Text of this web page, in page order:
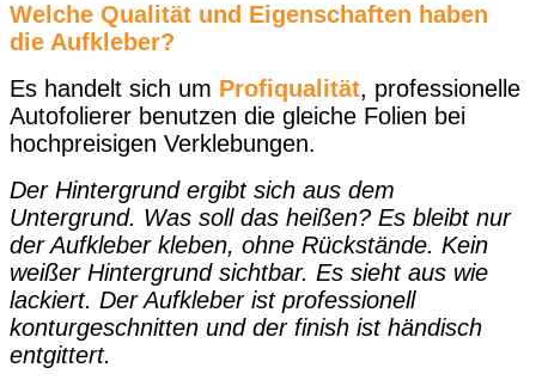
Welche Qualität und Eigenschaften haben
die Aufkleber?
Es handelt sich um Profiqualität, professionelle
Autofolierer benutzen die gleiche Folien bei
hochpreisigen Verklebungen.
Der Hintergrund ergibt sich aus dem
Untergrund. Was soll das heißen? Es bleibt nur
der Aufkleber kleben, ohne Rückstände. Kein
weißer Hintergrund sichtbar. Es sieht aus wie
lackiert. Der Aufkleber ist professionell
konturgeschnitten und der finish ist händisch
entgittert.